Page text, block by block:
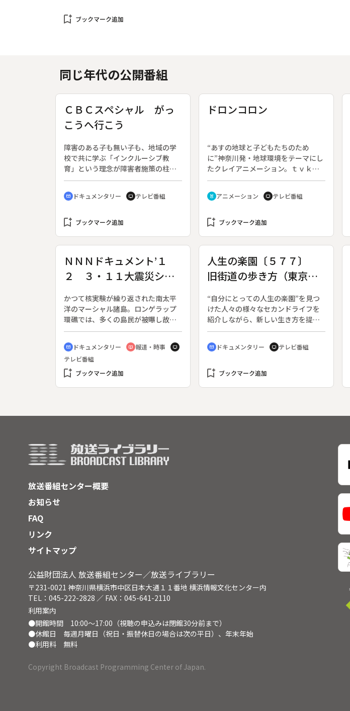
bookmark_add ブックマーク追加
同じ年代の公開番組
ＣＢＣスペシャル がっ
こうへ行こう
障害のある子も無い子も、地域の学
校で共に学ぶ「インクルーシブ教
育」という理念が障害者施策の柱の
一つになっている。日本では養護学
校の設置を進めた事で、障害者と健
常者を分けることに繋がったという
隔てない社会は実現可能なのか。教
ありながら、地元学区の小学校へ入
学しようとする名古屋市在住の少女
とその家族に密着。健常者と障害者
の間にある「壁」をあぶり出し、イ
ンクルーシブ教育に長年取り組んで
きた先進的な自治体、寝たきりで高
校まで卒業した障害者、さらに養護
社会が良いのか、そうでは無いのか
を問いかける。
cinematic_blur ドキュメンタリー tv テレビ番組
bookmark_add ブックマーク追加
ドロンコロン
“あすの地球と子どもたちのため
に”神奈川発・地球環境をテーマにし
たクレイアニメーション。ｔｖｋテ
レビ神奈川開局４０周年記念作品。
◆ひょんなことから生命を授かった
土の塊「ドロンコロン」。ドロンコ
様々な生き物と出会い、ふれあい、
cruelty_free アニメーション tv テレビ番組
bookmark_add ブックマーク追加
ＮＮＮドキュメント’１
２ ３・１１大震災シリ
を追われた２７年
かつて核実験が繰り返された南太平
洋のマーシャル諸島。ロンゲラップ
環礁では、多くの島民が被曝し故郷
を捨てた。４０年間その現状を撮り
続けてきたフォトジャーナリスト・
島田興生氏が島に向かった。ようや
く除染が終わり、２７年の避難生活
から、帰島が叶いつつあるのだ。だ
雑な思いで見つめる人がいる。東日
活、将来への不安…。ストレスを抱
えたまま１年が過ぎた。◆放射能に
翻弄される福島とロンゲラップ。こ
てきたのか、島田氏は、福島の人に
cinematic_blur ドキュメンタリー ondemand_video 報道・時事 tv
テレビ番組
bookmark_add ブックマーク追加
人生の楽園〔５７７〕
旧街道の歩き方（東京・
“自分にとっての人生の楽園”を見つ
けた人々の様々なセカンドライフを
紹介しながら、新しい生き方を提案
する、大人のための「いい人生の歩
き方」発見番組。（２０００年１０
月７日放送開始）◆今回は東京都品
宿に２０１１年、古書店「街道文
る人の相談にも乗っている。田中さ
cinematic_blur ドキュメンタリー tv テレビ番組
bookmark_add ブックマーク追加
放送番組センター概要
お知らせ
FAQ
リンク
サイトマップ
公益財団法人 放送番組センター／放送ライブラリー
〒231-0021 神奈川県横浜市中区日本大通１１番地 横浜情報文化センター内
TEL：045-222-2828 ／ FAX：045-641-2110
利用案内
●開館時間 10:00～17:00（視聴の申込みは閉館30分前まで）
●休館日 毎週月曜日（祝日・振替休日の場合は次の平日）、年末年始
●利用料 無料
Copyright Broadcast Programming Center of Japan.